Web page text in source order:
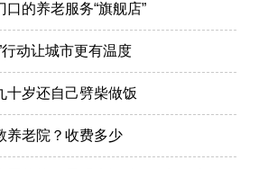
口的养老服务“旗舰店”
动让城市更有温度
十岁还自己劈柴做饭
养老院？收费多少